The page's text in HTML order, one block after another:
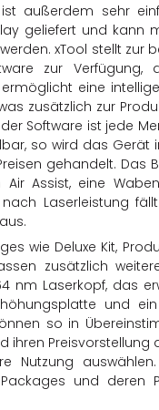
außerdem sehr
geliefert und kann
xTool stellt zur
zur Verfügung,
ermöglicht eine
zusätzlich zur
Software ist jede
so wird das Gerät
gehandelt. Das
Assist, eine
Laserleistung
wie Deluxe Kit,
zusätzlich
nm Laserkopf, das
und ein
so in
ihren Preisvorstellung
Nutzung
und deren